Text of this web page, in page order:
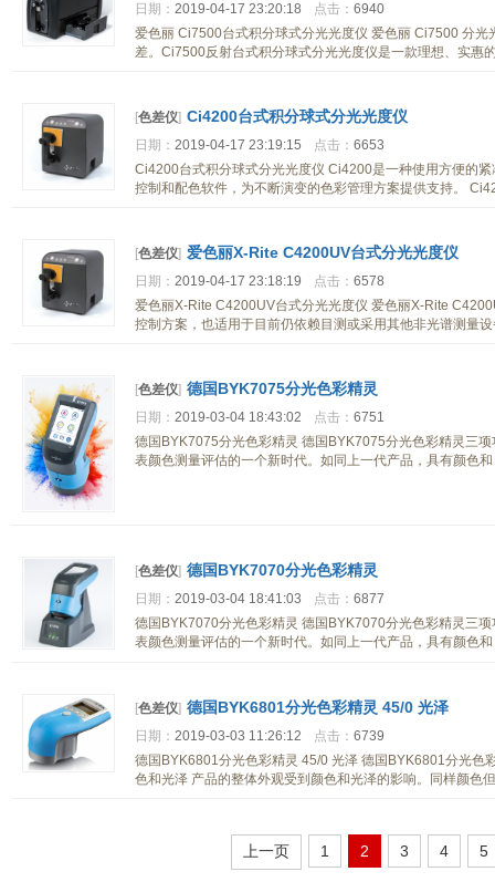
日期： 2019-04-17 23:20:18 点击： 6940
爱色丽 Ci7500台式积分球式分光光度仪 爱色丽 Ci7500 分
差。Ci7500反射台式积分球式分光光度仪是一款理想、实惠
[色差仪] Ci4200台式积分球式分光光度仪
日期： 2019-04-17 23:19:15 点击： 6653
Ci4200台式积分球式分光光度仪 Ci4200是一种使用方便的
控制和配色软件，为不断演变的色彩管理方案提供支持。
[色差仪] 爱色丽X-Rite C4200UV台式分光光度仪
日期： 2019-04-17 23:18:19 点击： 6578
爱色丽X-Rite C4200UV台式分光光度仪 爱色丽X-Rite
控制方案，也适用于目前仍依赖目测或采用其他非光谱测量
[色差仪] 德国BYK7075分光色彩精灵
日期： 2019-03-04 18:43:02 点击： 6751
德国BYK7075分光色彩精灵 德国BYK7075分光色彩精灵三
表颜色测量评估的一个新时代。如同上一代产品，具有颜色
[色差仪] 德国BYK7070分光色彩精灵
日期： 2019-03-04 18:41:03 点击： 6877
德国BYK7070分光色彩精灵 德国BYK7070分光色彩精灵三
表颜色测量评估的一个新时代。如同上一代产品，具有颜色
[色差仪] 德国BYK6801分光色彩精灵 45/0 光泽
日期： 2019-03-03 11:26:12 点击： 6739
德国BYK6801分光色彩精灵 45/0 光泽 德国BYK6801分光色
色和光泽 产品的整体外观受到颜色和光泽的影响。同样颜色
上一页 1 2 3 4 5